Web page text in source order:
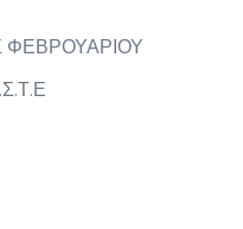
ΦΕΒΡΟΥΑΡΙΟΥ